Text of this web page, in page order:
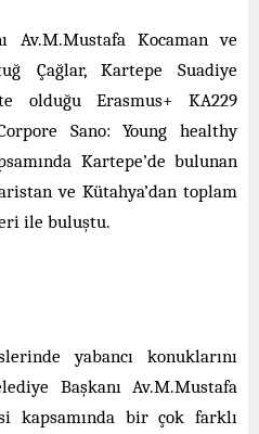
Av.M.Mustafa Kocaman ve
Çağlar, Kartepe Suadiye
olduğu Erasmus+ KA229
Sano: Young healthy
Kartepe’de bulunan
ve Kütahya’dan toplam
ile buluştu.
yabancı konuklarını
Başkanı Av.M.Mustafa
kapsamında bir çok farklı